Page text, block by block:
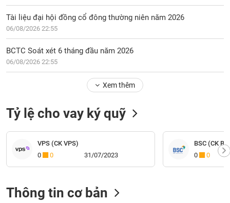
Tài liệu đại hội đồng cổ đông thường niên năm 2026
06/08/2026 22:55
BCTC Soát xét 6 tháng đầu năm 2026
06/08/2026 22:55
Xem thêm
Tỷ lệ cho vay ký quỹ
VPS (CK VPS)
0
0 31/07/2023
BSC (CK
0
0
Thông tin cơ bản